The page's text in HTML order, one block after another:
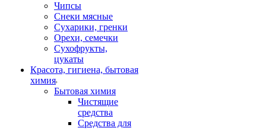
Чипсы
Снеки мясные
Сухарики, гренки
Орехи, семечки
Сухофрукты,
цукаты
Красота, гигиена, бытовая
химия
Бытовая химия
Чистящие
средства
Средства для